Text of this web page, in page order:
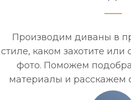
Производим диваны в
стиле, каком захотите
фото. Поможем
материалы и расскажем